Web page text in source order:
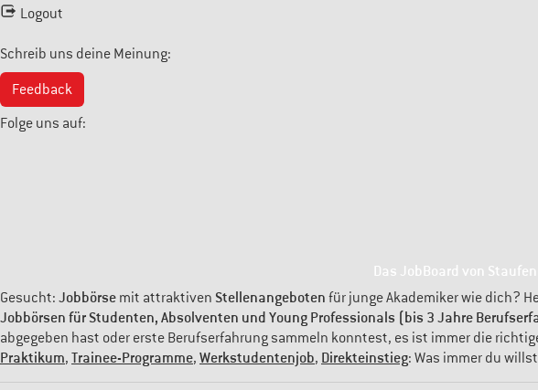
Logout
Schreib uns deine Meinung:
Feedback
Folge uns auf:
Das JobBoard von
Gesucht: Jobbörse mit attraktiven Stellenangeboten für junge Akademiker wie dich?
Jobbörsen für Studenten, Absolventen und Young Professionals (bis 3 Jahre
abgegeben hast oder erste Berufserfahrung sammeln konntest, es ist immer die
Praktikum, Trainee-Programme, Werkstudentenjob, Direkteinstieg: Was immer du